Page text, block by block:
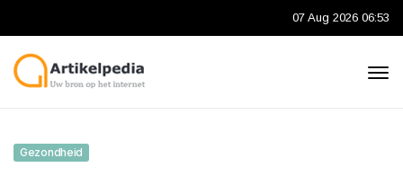
07 Aug 2026 06:53
Gezondheid